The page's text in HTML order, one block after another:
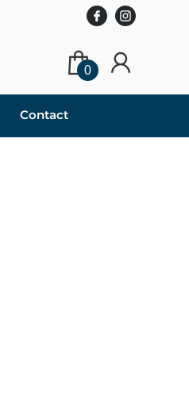
0
Contact